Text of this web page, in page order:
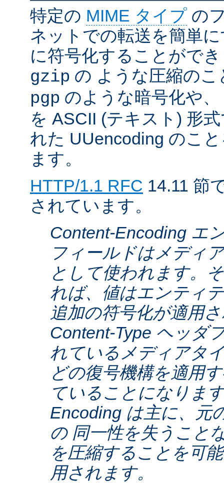
特定の MIME タイプ の
ネットでの転送を簡単
に符号化することがで
gzip の ような圧縮の
pgp のような暗号化や
を ASCII (テキスト) 形
れた UUencoding のこ
ます。
HTTP/1.1 RFC 14.11 節
されています。
Content-Encoding エ
フィールドはメディ
として使われます。
れば、値はエンティ
追加の符号化が適用
Content-Type ヘッダ
れているメディアタ
どの復号機構を適用
ていることになりま
Encoding は主に、元
の 同一性を失うこと
を圧縮することを可
用されます。